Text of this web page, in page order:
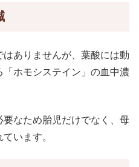
ありませんが、葉酸には動
ホモシステイン」の血中濃
なため胎児だけでなく、母
います。